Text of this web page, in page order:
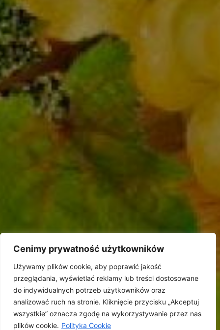
Cenimy prywatność użytkowników
Używamy plików cookie, aby poprawić jakość
przeglądania, wyświetlać reklamy lub treści dostosowane
do indywidualnych potrzeb użytkowników oraz
analizować ruch na stronie. Kliknięcie przycisku „Akceptuj
wszystkie” oznacza zgodę na wykorzystywanie przez nas
plików cookie. Polityka Cookie
Grape Angel – pinot gris
Dowiedz się więcej
Zobacz produkt
Zobacz produkt
siedziba firmy i sklep firmowy
LION-GRI EUROPE SP. Z O.O.
UL. GROCHOWSKA 78
04-301 WARSZAWA
TEL./FAX:
(22) 612 33 26
GODZINY OTWARCIA:
PN.-PT. 10 – 18
SOB. 10 – 14